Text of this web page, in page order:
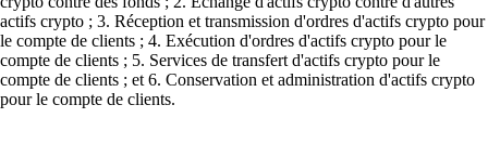
actifs crypto ; 3. Réception et transmission d'ordres d'actifs crypto pour
le compte de clients ; 4. Exécution d'ordres d'actifs crypto pour le
compte de clients ; 5. Services de transfert d'actifs crypto pour le
compte de clients ; et 6. Conservation et administration d'actifs crypto
pour le compte de clients.